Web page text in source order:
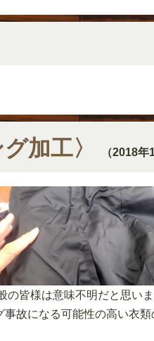
加工〉 （2018年
の皆様は意味不明だと思い
故になる可能性の高い衣